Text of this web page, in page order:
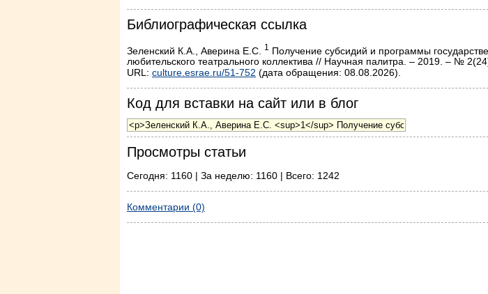
Библиографическая ссылка
Зеленский К.А., Аверина Е.С. 1
Получение субсидий и программы
любительского театрального коллектива // Научная палитра. – 2019. – №
URL: culture.esrae.ru/51-752 (дата обращения: 08.08.2026).
Код для вставки на сайт или в блог
Просмотры статьи
Сегодня: 1160 | За неделю: 1160 | Всего: 1242
Комментарии (0)